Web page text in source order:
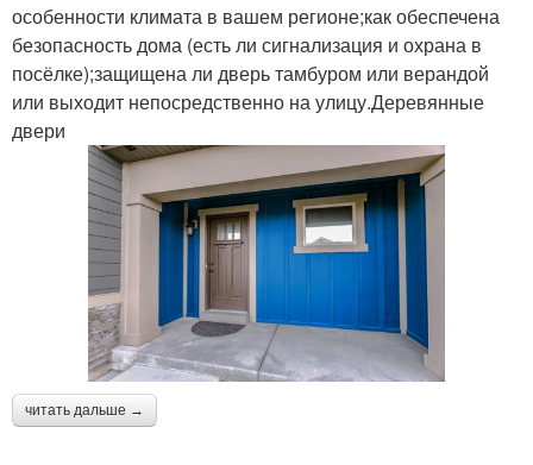
особенности климата в вашем регионе;как обеспечена
безопасность дома (есть ли сигнализация и охрана в
посёлке);защищена ли дверь тамбуром или верандой
или выходит непосредственно на улицу.Деревянные
двери
читать дальше →